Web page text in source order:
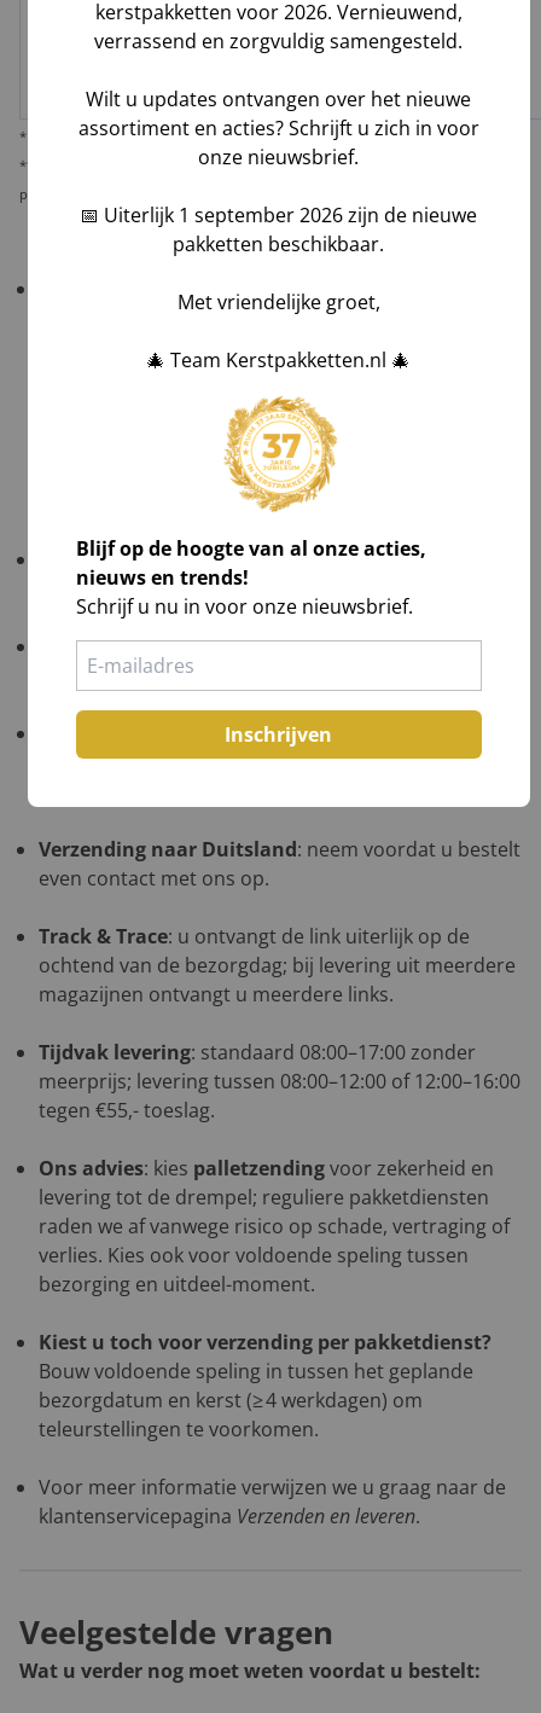
dienstverlener
✅
* Behoudens overmacht calamiteiten.
** De verantwoordelijkheid op dit risico als gevolg van uw keuze voor reguliere
pakketbezorging rust bij u als opdrachtgever.
Controleer uw bestelling bij levering
in het bijzijn van de chauffeur
Tel aantallen,
Check zichtbare schade en maak foto's,
Laat afwijkingen noteren op de vrachtbrief, óók
op de kopie van de chauffeur,
Teken voor ontvangst na volledig akkoord.
Gratis verzending: NL ≥ €1.000 excl. btw; BE ≥ €1.500
excl. btw; DE in overleg op één afleveradres.
Verzending naar de Waddeneilanden: neem
voordat u bestelt even contact met ons op.
Verzending naar België: kies uw kerstpakketten,
plaats ze in de winkelwagen, ga naar bestellen en uw
Verzending naar Duitsland: neem voordat u bestelt
even contact met ons op.
Track & Trace: u ontvangt de link uiterlijk op de
ochtend van de bezorgdag; bij levering uit meerdere
magazijnen ontvangt u meerdere links.
Tijdvak levering: standaard 08:00–17:00 zonder
meerprijs; levering tussen 08:00–12:00 of 12:00–16:00
tegen €55,- toeslag.
Ons advies: kies palletzendingvoor zekerheid en
levering tot de drempel; reguliere pakketdiensten
raden we af vanwege risico op schade, vertraging of
verlies. Kies ook voor voldoende speling tussen
bezorging en uitdeel-moment.
Kiest u toch voor verzending per pakketdienst?
Bouw voldoende speling in tussen het geplande
bezorgdatum en kerst (≥ 4 werkdagen) om
teleurstellingen te voorkomen.
Voor meer informatie verwijzen we u graag naar de
klantenservicepagina Verzenden en leveren.
Veelgestelde vragen
Wat u verder nog moet weten voordat u bestelt:
kerstpakketten voor 2026. Vernieuwend,
verrassend en zorgvuldig samengesteld.
Wilt u updates ontvangen over het nieuwe
assortiment en acties? Schrijft u zich in voor
onze nieuwsbrief.
📅 Uiterlijk 1 september 2026 zijn de nieuwe
pakketten beschikbaar.
Met vriendelijke groet,
🎄 Team Kerstpakketten.nl 🎄
Blijf op de hoogte van al onze acties,
nieuws en trends!
Schrijf u nu in voor onze nieuwsbrief.
Inschrijven